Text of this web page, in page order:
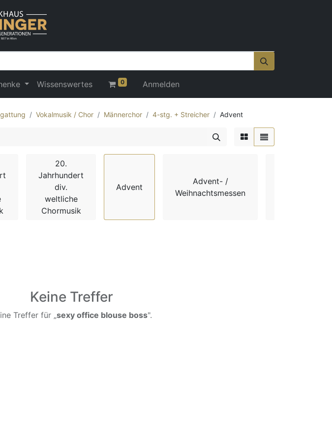
Wissenswertes 0 Anmelden
Vokalmusik / Chor Männerchor 4-stg. + Streicher Advent
20.
Jahrhundert
div.
weltliche
Chormusik
Advent
Advent- /
Weihnachtsmessen
Keine Treffer
Treffer für „sexy office blouse boss".